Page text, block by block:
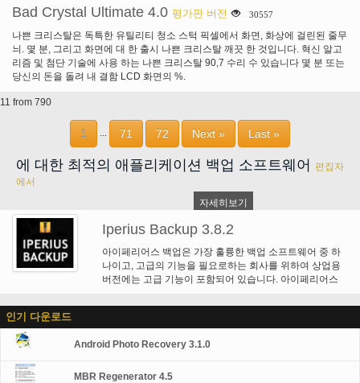
의 존재를 확인 하는 명령줄 인수를 수락 대상 파일 특성 방법 계산 파일을 사용
하 여 지금 일시 중지할 수 있습니다 또는 메일의 본문을 취소 하는 경우에 구성
가능한 지금은 원격 관리자 완전히 rewriten 이며 지금 표시 원격 클라이언트는
원격 관리자의 진행 수 지금 얻을 수 있습니다 클라이언트 다시 시작의 전체 로
그 파일 및 종료 작업 이제 가장 놓쳐도 함께 백업 하지 않는 다시 시작 또는 종료
컴퓨터 지금 있으면 해당 이벤트와 더 많은
Bad Crystal Ultimate 4.0 평가판 버전 30557
나쁜 크리스탈은 독특한 유틸리티 청소 스턱 픽셀에서 화면, 화상에 걸린된 줄무
늬. 몇 분, 그리고 화면에 대 한 출시 나쁜 크리스탈 깨끗 한 것입니다. 혁신 알고
리즘 및 첨단 기술에 사용 하는 나쁜 크리스탈 90,7 수리 수 있습니다 몇 분 또는
당신의 돈을 돌려 내 결함 LCD 화면의 %.
11 from 790
1 ... 71 72 Next » Last »
에 대한 최적의 애플리케이션 백업 소프트웨어
편집자
에서
자세히보기
Iperius Backup 3.8.2
아이페리어스 백업은 가장 훌륭한 백업 소프트웨어 중 하
나이고, 고급의 기능을 필요로하는 회사를 위하여 상업용
버전에는 고급 기능이 포함되어 있습니다. 아이페리어스
리고 네트워크 컴퓨터에 저장할 수 있습니다. 포괄전인 일
서 외부 실행할 수 있고, 스크립트에서도 실행이 가능합니
인기 다운로드
Android Photo Recovery 3.1.0
MBR Regenerator 4.5